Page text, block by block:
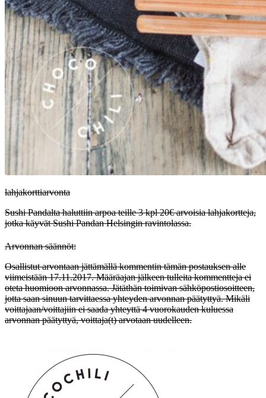
lahjakorttiarvonta
Sushi Pandalta haluttiin arpoa teille 3 kpl 20€ arvoisia lahjakortteja,
jotka käyvät Sushi Pandan Helsingin ravintolassa.
Arvonnan säännöt:
Osallistut arvontaan jättämällä kommentin tämän postauksen alle
viimeistään 17.11.2017. Määräajan jälkeen tulleita kommentteja ei
oteta huomioon arvonnassa. Jätäthän toimivan sähköpostiosoitteen,
jotta saan sinuun tarvittaessa yhteyden arvonnan päätyttyä. Mikäli
voittajaan/voittajiin ei saada yhteyttä 4 vuorokauden kuluessa
arvonnan päätyttyä, voittaja(t) arvotaan uudelleen.